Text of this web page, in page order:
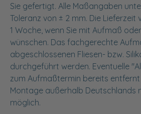
Sie gefertigt. Alle Maßangaben
Toleranz von ± 2 mm. Die
1 Woche, wenn Sie mit Aufmaß
wünschen. Das fachgerechte
abgeschlossenen Fliesen- bzw.
durchgeführt werden. Eventuelle
zum Aufmaßtermin bereits
Montage außerhalb Deutschlands
möglich.